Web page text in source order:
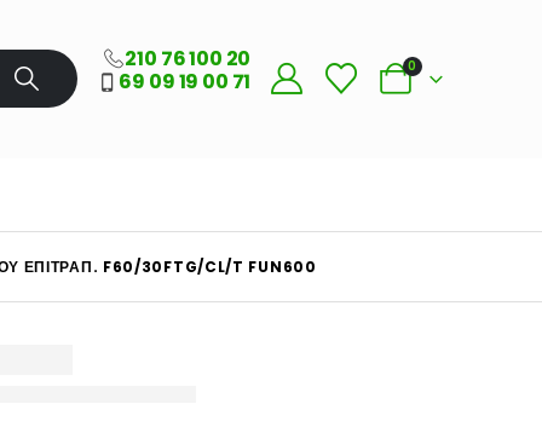
210 76 100 20
69 09 19 00 71
0
ΕΠΙΤΡΑΠ. F60/30FTG/CL/T FUN600